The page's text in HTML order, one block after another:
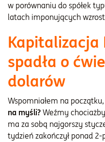
w porównaniu do spółek
latach imponujących
Kapitalizacja
spadła o
dolarów
Wspomniałem na
na myśli? Weźmy
ma za sobą najgorszy
tydzień zakończył ponad